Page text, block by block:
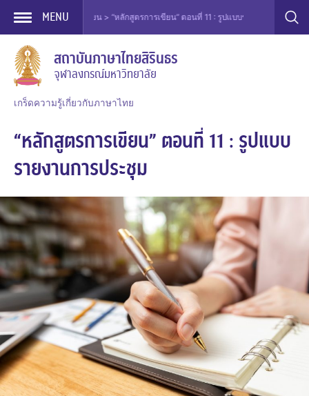
Skip
content
MENU
ทย > หลักสูตรการเขียน > “หลักสูตรการเขียน” ตอนที่ 11 : รูปแบบรายงานการประชุม
สถาบันภาษาไทยสิรินธร
จุฬาลงกรณ์มหาวิทยาลัย
เกร็ดความรู้เกี่ยวกับภาษาไทย
“หลักสูตรการเขียน” ตอนที่ 11 : รูปแบบ
รายงานการประชุม